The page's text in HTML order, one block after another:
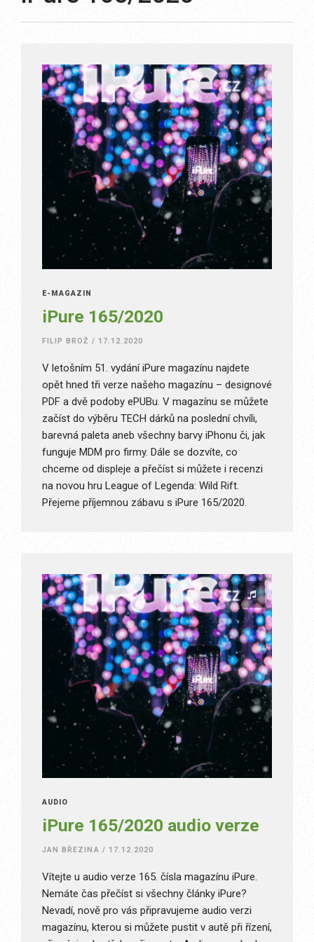
E-MAGAZÍN
iPure 165/2020
FILIP BROŽ / 17.12.2020
V letošním 51. vydání iPure magazínu najdete
opět hned tři verze našeho magazínu – designové
PDF a dvě podoby ePUBu. V magazínu se můžete
začíst do výběru TECH dárků na poslední chvíli,
barevná paleta aneb všechny barvy iPhonu či, jak
funguje MDM pro firmy. Dále se dozvíte, co
chceme od displeje a přečíst si můžete i recenzi
na novou hru League of Legenda: Wild Rift.
Přejeme příjemnou zábavu s iPure 165/2020.
AUDIO
iPure 165/2020 audio verze
JAN BŘEZINA / 17.12.2020
Vítejte u audio verze 165. čísla magazínu iPure.
Nemáte čas přečíst si všechny články iPure?
Nevadí, nově pro vás připravujeme audio verzi
magazínu, kterou si můžete pustit v autě při řízení,